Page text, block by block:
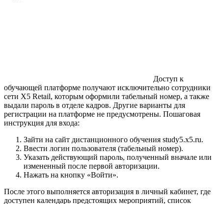
Доступ к
обучающей платформе получают исключительно сотрудники
сети X5 Retail, которым оформили табельный номер, а также
выдали пароль в отделе кадров. Другие варианты для
регистрации на платформе не предусмотрены. Пошаговая
инструкция для входа:
Зайти на сайт дистанционного обучения study5.x5.ru.
Ввести логин пользователя (табельный номер).
Указать действующий пароль, полученный вначале или
измененный после первой авторизации.
Нажать на кнопку «Войти».
После этого выполняется авторизация в личный кабинет, где
доступен календарь предстоящих мероприятий, список